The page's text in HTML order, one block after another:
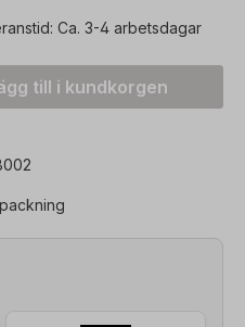
Ca. 3-4 arbetsdagar
önskat värde
till i kundkorgen